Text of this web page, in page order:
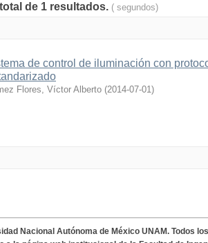
de 1 resultados. ( segundos)
de control de iluminación con
Flores, Víctor Alberto (2014-07-01)
Nacional Autónoma de México UNAM. Todos